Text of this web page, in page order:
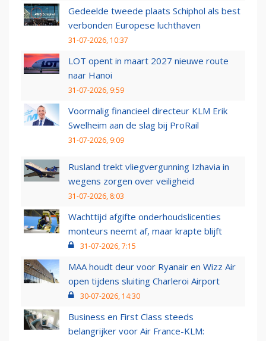
Gedeelde tweede plaats Schiphol als best
verbonden Europese luchthaven
31-07-2026, 10:37
LOT opent in maart 2027 nieuwe route
naar Hanoi
31-07-2026, 9:59
Voormalig financieel directeur KLM Erik
Swelheim aan de slag bij ProRail
31-07-2026, 9:09
Rusland trekt vliegvergunning Izhavia in
wegens zorgen over veiligheid
31-07-2026, 8:03
Wachttijd afgifte onderhoudslicenties
monteurs neemt af, maar krapte blijft
31-07-2026, 7:15
MAA houdt deur voor Ryanair en Wizz Air
open tijdens sluiting Charleroi Airport
30-07-2026, 14:30
Business en First Class steeds
belangrijker voor Air France-KLM: